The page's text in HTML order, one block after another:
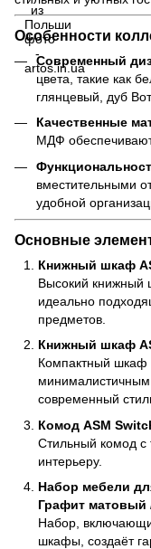
Особенности
Современный
цвета, такие как
глянцевый, дуб
Качественные
МДФ
вместительными
удобной
Основные
Книжный шкаф
Высокий книжный
идеально
предметов.
Книжный шкаф
Компактный шкаф
современный
Комод ASM
Стильный комод с
интерьеру.
Набор мебели
Графит матовый
Набор,
шкафы, создаёт